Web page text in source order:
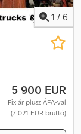
1 / 6
5 900 EUR
Fix ár plusz ÁFA-val
(7 021 EUR bruttó)